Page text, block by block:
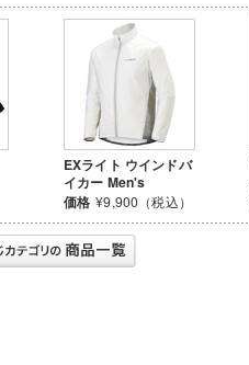
EXライト ウインドバ
イカー Men's
価格 ¥9,900（税込）